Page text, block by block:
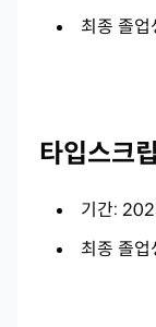
최종 졸
타입스크
기간:
최종 졸